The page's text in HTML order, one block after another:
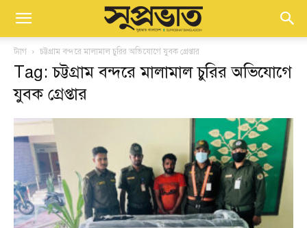
ট্যাগ চট্টগ্রাম বন্দরে মালামাল চুরির অভিযোগে যুবক গ্রেপ্তার
Tag: চট্টগ্রাম বন্দরে মালামাল চুরির অভিযোগে
যুবক গ্রেপ্তার